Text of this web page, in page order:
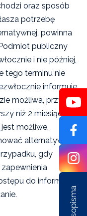
oraz sposób
potrzebę
powinna
publiczny
i nie później,
tego terminu nie
informuje
możliwa, przy
niż 2 miesiące.
możliwe,
alternatywny
gdy
do informacji,